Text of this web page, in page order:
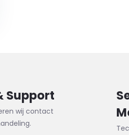
Support
wij contact